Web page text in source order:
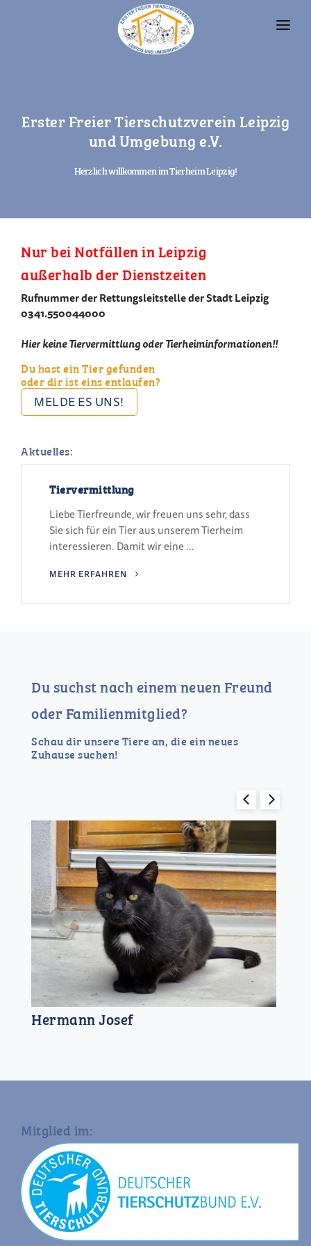
TIERHALTUNG UND RECHT
Erster Freier Tierschutzverein Leipzig
und Umgebung e.V.
Herzlich willkommen im Tierheim Leipzig!
Nur bei Notfällen in Leipzig
außerhalb der Dienstzeiten
Rufnummer der Rettungsleitstelle der Stadt Leipzig
0341.550044000
Hier keine Tiervermittlung oder Tierheiminformationen!!
Du hast ein Tier gefunden
oder dir ist eins entlaufen?
MELDE ES UNS!
Aktuelles:
Tiervermittlung
Liebe Tierfreunde, wir freuen uns sehr, dass
Sie sich für ein Tier aus unserem Tierheim
interessieren. Damit wir eine ...
MEHR ERFAHREN
Du suchst nach einem neuen Freund
oder Familienmitglied?
Schau dir unsere Tiere an, die ein neues
Zuhause suchen!
Hermann Josef
Mitglied im: